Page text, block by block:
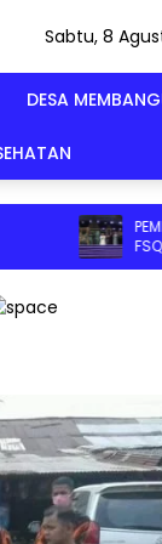
Sabtu, 8
DESA
FSQ
2026 DI